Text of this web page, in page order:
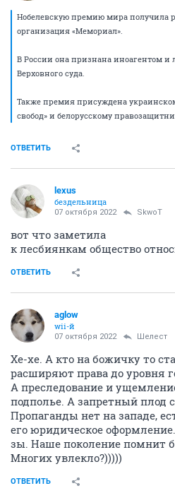
Нобелевскую премию мира получила
организация «Мемориал».
В России она признана иноагентом
Верховного суда.
Также премия присуждена
свобод» и белорусскому
ОТВЕТИТЬ
lexus
бездельница
07 октября 2022 SkwоT
вот что заметила
к лесбиянкам общество
ОТВЕТИТЬ
aglow
wii-й
07 октября 2022 Шелест
Хе-хе. А кто на божичку то
расширяют права до уровня
А преследование и
подполье. А запретный плод
Пропаганды нет на западе,
его юридическое оформление.
зы. Наше поколение помнит
Многих увлекло?)))))
ОТВЕТИТЬ